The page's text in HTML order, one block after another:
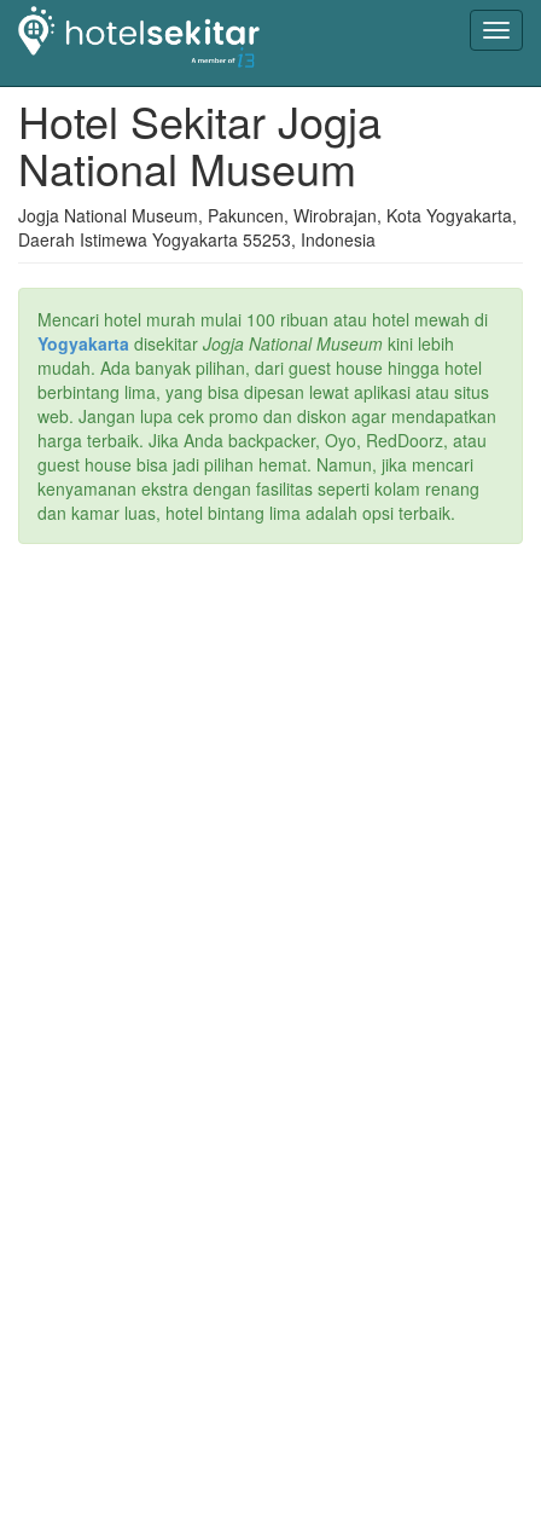
Hotel Sekitar Jogja
National Museum
Jogja National Museum, Pakuncen, Wirobrajan, Kota Yogyakarta,
Daerah Istimewa Yogyakarta 55253, Indonesia
Mencari hotel murah mulai 100 ribuan atau hotel mewah di
Yogyakarta disekitar Jogja National Museum kini lebih
mudah. Ada banyak pilihan, dari guest house hingga hotel
berbintang lima, yang bisa dipesan lewat aplikasi atau situs
web. Jangan lupa cek promo dan diskon agar mendapatkan
harga terbaik. Jika Anda backpacker, Oyo, RedDoorz, atau
guest house bisa jadi pilihan hemat. Namun, jika mencari
kenyamanan ekstra dengan fasilitas seperti kolam renang
dan kamar luas, hotel bintang lima adalah opsi terbaik.